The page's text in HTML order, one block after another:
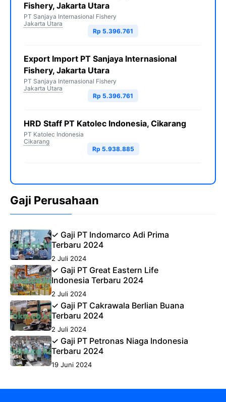
Fishery, Jakarta Utara
PT Sanjaya Internasional Fishery
Jakarta Utara
Rp 5.396.761
Export Import PT Sanjaya Internasional
Fishery, Jakarta Utara
PT Sanjaya Internasional Fishery
Jakarta Utara
Rp 5.396.761
HRD Staff PT Katolec Indonesia, Cikarang
PT Katolec Indonesia
Cikarang
Rp 5.938.885
Gaji Perusahaan
✓ Gaji PT Indomarco Adi Prima
Terbaru 2024
2 Juli 2024
✓ Gaji PT Great Eastern Life
Indonesia Terbaru 2024
2 Juli 2024
✓ Gaji PT Cakrawala Berlian Buana
Terbaru 2024
2 Juli 2024
✓ Gaji PT Petronas Niaga Indonesia
Terbaru 2024
19 Juni 2024